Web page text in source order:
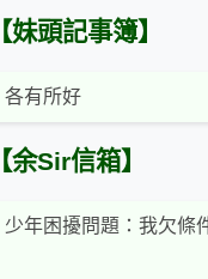
【妹頭記事簿】
各有所好
【余Sir信箱】
少年困擾問題：我欠條